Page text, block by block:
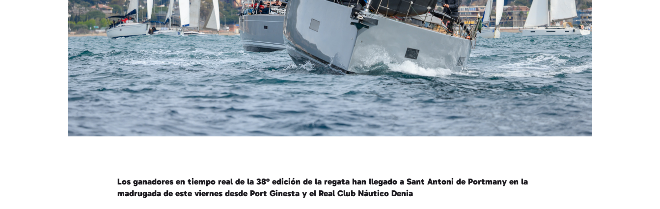
Los ganadores en tiempo real de la 38º edición de la regata han llegado a Sant Antoni de Portmany en la
madrugada de este viernes desde Port Ginesta y el Real Club Náutico Denia